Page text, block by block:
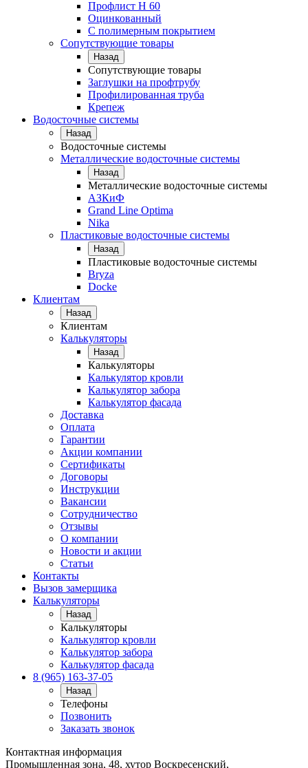
Профлист Н 60
Оцинкованный
С полимерным покрытием
Сопутствующие товары
Назад
Сопутствующие товары
Заглушки на профтрубу
Профилированная труба
Крепеж
Водосточные системы
Назад
Водосточные системы
Металлические водосточные системы
Назад
Металлические водосточные системы
АЗКиФ
Grand Line Optima
Nika
Пластиковые водосточные системы
Назад
Пластиковые водосточные системы
Bryza
Docke
Клиентам
Назад
Клиентам
Калькуляторы
Назад
Калькуляторы
Калькулятор кровли
Калькулятор забора
Калькулятор фасада
Доставка
Оплата
Гарантии
Акции компании
Сертификаты
Договоры
Инструкции
Вакансии
Сотрудничество
Отзывы
О компании
Новости и акции
Статьи
Контакты
Вызов замерщика
Калькуляторы
Назад
Калькуляторы
Калькулятор кровли
Калькулятор забора
Калькулятор фасада
8 (965) 163-37-05
Назад
Телефоны
Позвонить
Заказать звонок
Контактная информация
Промышленная зона, 48, хутор Воскресенский,